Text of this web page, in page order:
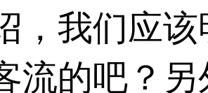
，我们应该
流的吧？